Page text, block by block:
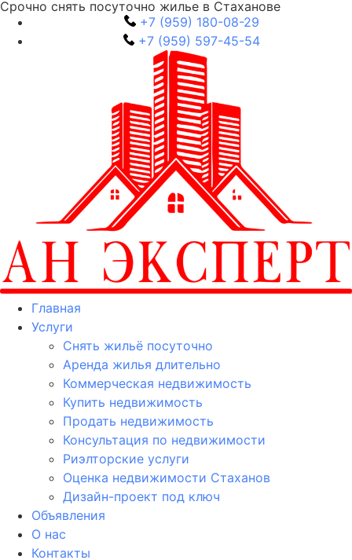
Срочно снять посуточно жилье в Стаханове
+7 (959) 180-08-29
+7 (959) 597-45-54
Главная
Услуги
Снять жильё посуточно
Аренда жилья длительно
Коммерческая недвижимость
Купить недвижимость
Продать недвижимость
Консультация по недвижимости
Риэлторские услуги
Оценка недвижимости Стаханов
Дизайн-проект под ключ
Объявления
О нас
Контакты